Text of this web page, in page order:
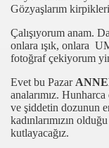
Gözyaşlarım
Çalışıyorum anam.
onlara ışık, onlara
fotoğraf çekiyorum
Evet bu Pazar
analarımız.
ve şiddetin dozunun
kadınlarımızın
kutlayacağız.
Bayramı)
Halimize)
Yok mu?)
Umutla Bakıyor